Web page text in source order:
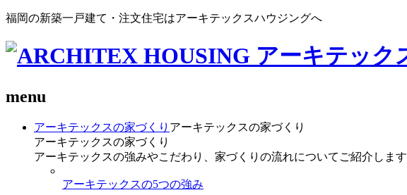
福岡の新築一戸建て・注文住宅はアーキテックスハウジングへ
menu
アーキテックスの家づくり アーキテックスの家づくり
アーキテックスの家づくり
アーキテックスの強みやこだわり、家づくりの流れについてご紹介します
アーキテックスの5つの強み